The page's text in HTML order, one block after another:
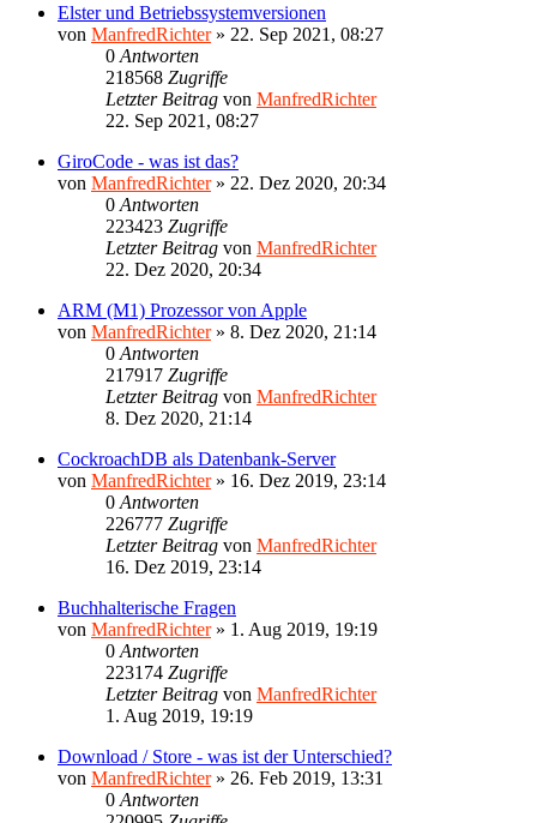
Elster und Betriebssystemversionen
von ManfredRichter» 22. Sep 2021, 08:27
0 Antworten
218568 Zugriffe
Letzter Beitrag von ManfredRichter
22. Sep 2021, 08:27
GiroCode - was ist das?
von ManfredRichter» 22. Dez 2020, 20:34
0 Antworten
223423 Zugriffe
Letzter Beitrag von ManfredRichter
22. Dez 2020, 20:34
ARM (M1) Prozessor von Apple
von ManfredRichter» 8. Dez 2020, 21:14
0 Antworten
217917 Zugriffe
Letzter Beitrag von ManfredRichter
8. Dez 2020, 21:14
CockroachDB als Datenbank-Server
von ManfredRichter» 16. Dez 2019, 23:14
0 Antworten
226777 Zugriffe
Letzter Beitrag von ManfredRichter
16. Dez 2019, 23:14
Buchhalterische Fragen
von ManfredRichter» 1. Aug 2019, 19:19
0 Antworten
223174 Zugriffe
Letzter Beitrag von ManfredRichter
1. Aug 2019, 19:19
Download / Store - was ist der Unterschied?
von ManfredRichter» 26. Feb 2019, 13:31
0 Antworten